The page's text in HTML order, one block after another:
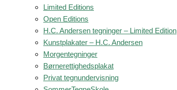
Limited Editions
Open Editions
H.C. Andersen tegninger – Limited Edition
Kunstplakater – H.C. Andersen
Morgentegninger
Børnerettighedsplakat
Privat tegnundervisning